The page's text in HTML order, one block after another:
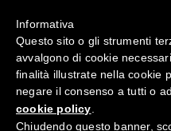
Informativa
Questo sito o gli strumenti
avvalgono di cookie
finalità illustrate nella cookie
negare il consenso a tutti o
cookie policy
Chiudendo questo banner,